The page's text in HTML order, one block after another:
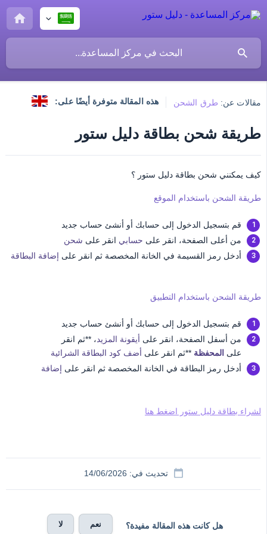
مقالات عن: طرق الشحن هذه المقالة متوفرة أيضًا على:
طريقة شحن بطاقة دليل ستور
كيف يمكنني شحن بطاقة دليل ستور ؟
طريقة الشحن باستخدام الموقع
قم بتسجيل الدخول إلى حسابك أو أنشئ حساب جديد
من أعلى الصفحة، انقر على حسابي انقر على شحن
أدخل رمز القسيمة في الخانة المخصصة ثم انقر على إضافة البطاقة
طريقة الشحن باستخدام التطبيق
قم بتسجيل الدخول إلى حسابك أو أنشئ حساب جديد
من أسفل الصفحة، انقر على أيقونة المزيد، **ثم انقر
على المحفظة **ثم انقر على أضف كود البطاقة الشرائية
أدخل رمز البطاقة في الخانة المخصصة ثم انقر على إضافة
لشراء بطاقة دليل ستور اضغط هنا
تحديث في: 14/06/2026
هل كانت هذه المقالة مفيدة؟ نعم لا